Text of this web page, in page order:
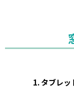
1. タブレッ